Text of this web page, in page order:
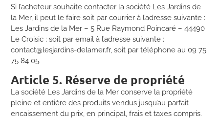
Si l’acheteur souhaite contacter la société Les Jardins de
la Mer, il peut le faire soit par courrier à l’adresse suivante :
Les Jardins de la Mer – 5 Rue Raymond Poincaré – 44490
Le Croisic ; soit par email à l’adresse suivante :
contact@lesjardins-delamer.fr, soit par téléphone au 09 75
75 84 05.
Article 5. Réserve de propriété
La société Les Jardins de la Mer conserve la propriété
pleine et entière des produits vendus jusqu’au parfait
encaissement du prix, en principal, frais et taxes compris.